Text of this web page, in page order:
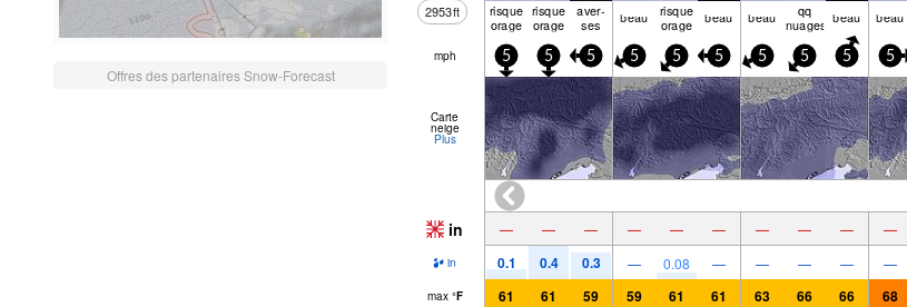
Offres des partenaires Snow-Forecast
2953ft risque
orage
risque
orage
aver­
ses beau risque
orage beau beau qq
nuages beau beau
mph 5 5 5 5 5 5 5 5 5 5
Carte
neige
Plus
in — — — — — — — — — —
in 0.1 0.4 0.3 — 0.08 — — — — —
max °F 61 61 59 59 61 61 63 66 66 68